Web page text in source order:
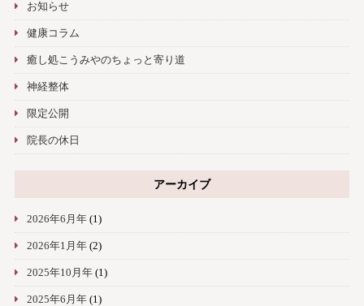
お知らせ
健康コラム
癒し処こうみやのちょっと寄り道
神経整体
限定公開
院長の休日
アーカイブ
2026年6月年(1)
2026年1月年(2)
2025年10月年(1)
2025年6月年(1)